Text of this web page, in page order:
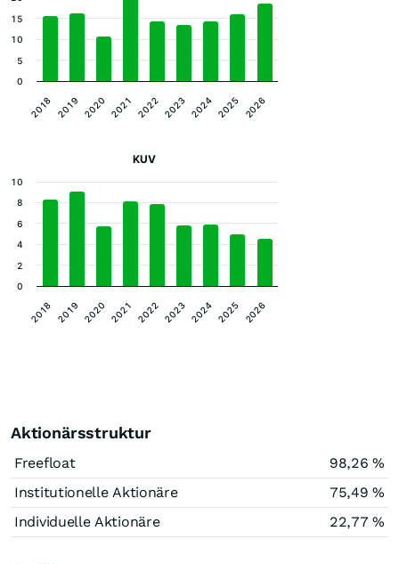
2018 2019 2020 2021 2022 2023 2024 2025 2026
0
5
10
15
KUV
2018 2019 2020 2021 2022 2023 2024 2025 2026
0
2
4
6
8
10
Aktionärsstruktur
Freefloat
98,26 %
Institutionelle Aktionäre
75,49 %
Individuelle Aktionäre
22,77 %